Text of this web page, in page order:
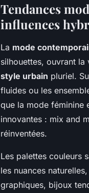
Tendances
influences
La mode
silhouettes, ouvrant la
style urbain pluriel.
fluides ou les
que la mode féminine
innovantes : mix and
réinventées.
Les palettes couleurs
les nuances
graphiques, bijoux